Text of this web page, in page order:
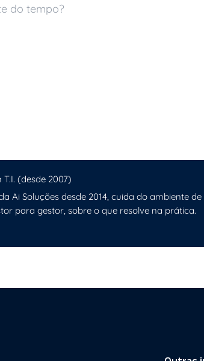
do tempo?
(desde 2007)
Ai Soluções desde 2014, cuida do ambiente
para gestor, sobre o que resolve na prática.